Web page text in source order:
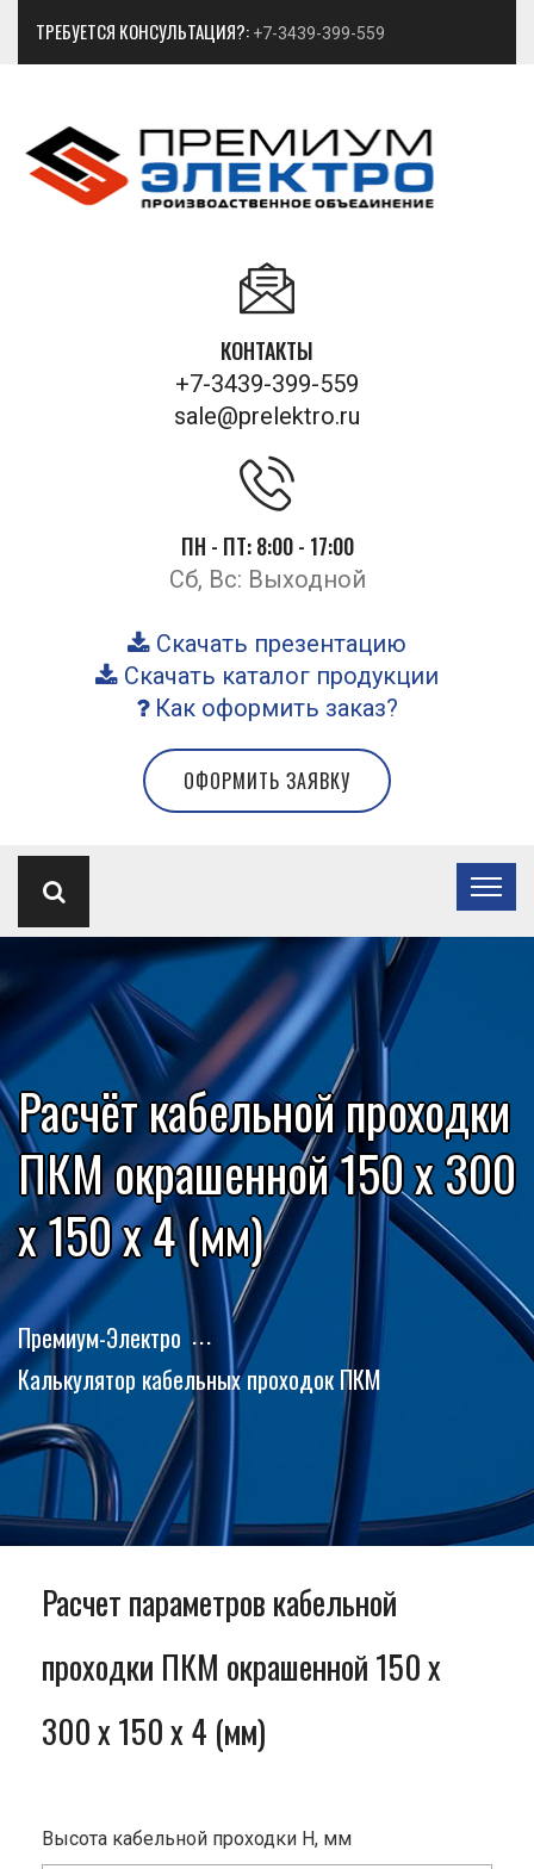
ТРЕБУЕТСЯ КОНСУЛЬТАЦИЯ?: +7-3439-399-559
КОНТАКТЫ
+7-3439-399-559
sale@prelektro.ru
ПН - ПТ: 8:00 - 17:00
Сб, Вс: Выходной
Скачать презентацию
Скачать каталог продукции
Как оформить заказ?
ОФОРМИТЬ ЗАЯВКУ
Расчёт кабельной проходки
ПКМ окрашенной 150 x 300
x 150 x 4 (мм)
Премиум-Электро
Калькулятор кабельных проходок ПКМ
Расчет параметров кабельной
проходки ПКМ окрашенной 150 x
300 x 150 x 4 (мм)
Высота кабельной проходки H, мм